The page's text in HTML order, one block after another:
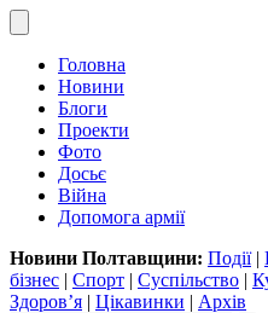
Головна
Новини
Блоги
Проекти
Фото
Досьє
Війна
Допомога армії
Новини Полтавщини: Події|
бізнес | Спорт | Суспільство |
Здоров’я | Цікавинки | Архів